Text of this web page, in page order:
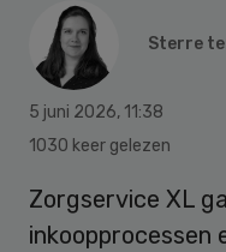
Sterre
5 juni 2026, 11:38
1030 keer gelezen
Zorgservice XL
inkoopprocessen